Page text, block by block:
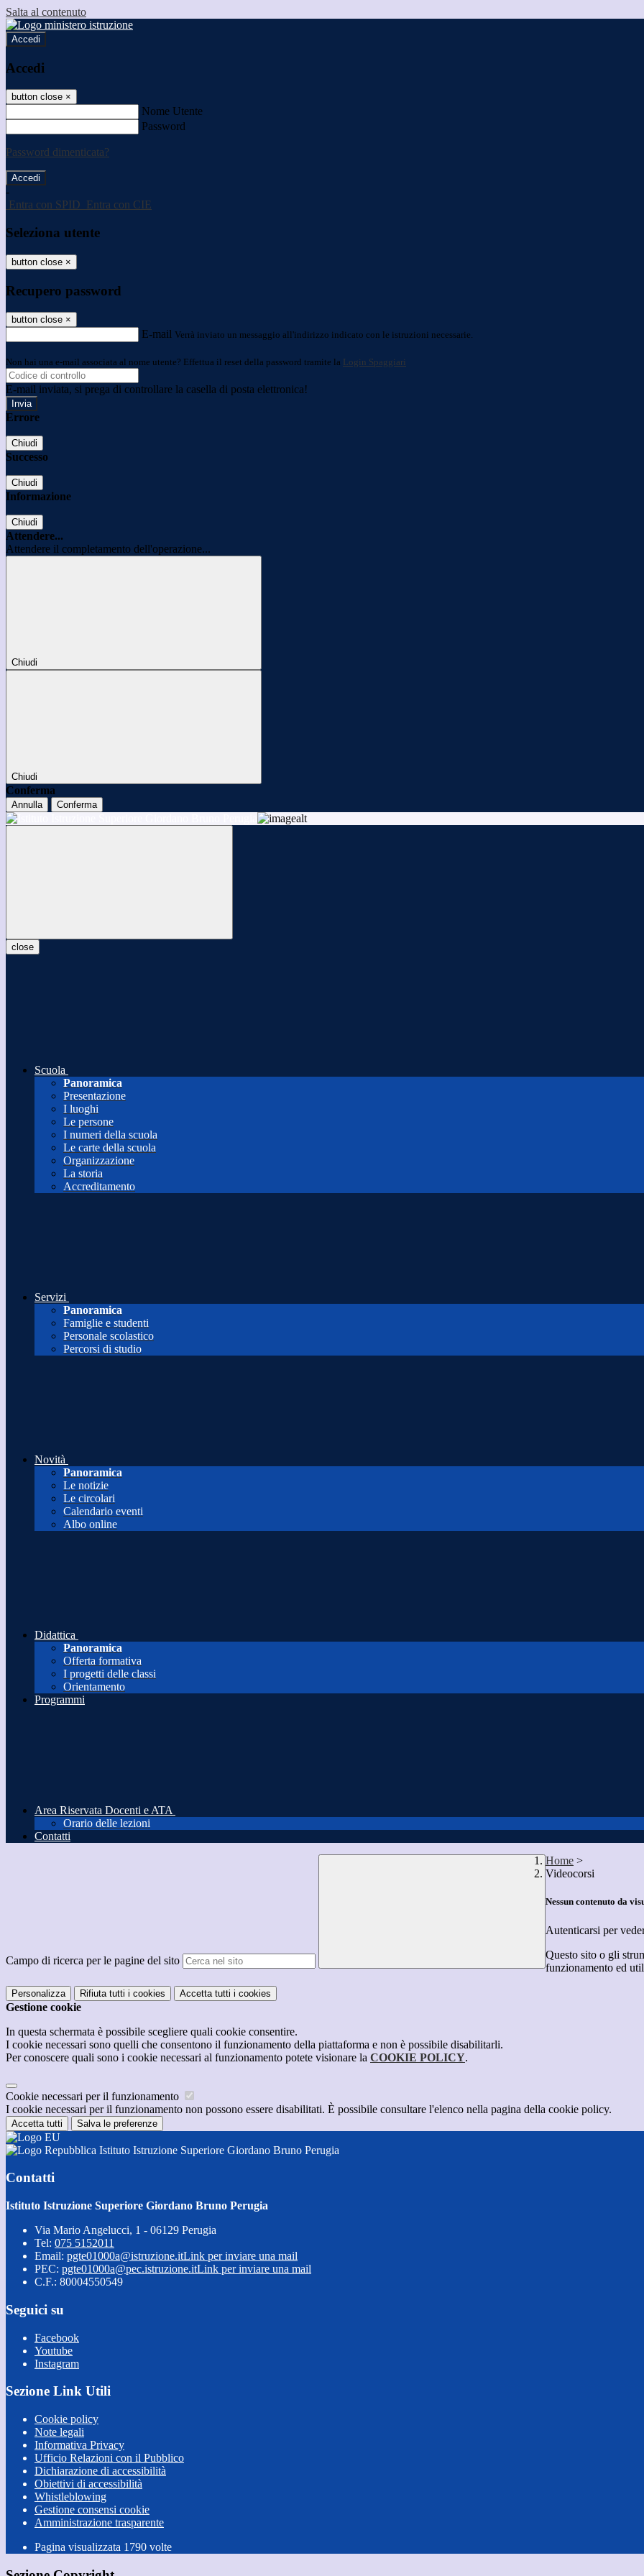
Salta al contenuto
Accedi
Accedi
button close ×
Nome Utente
Password
Password dimenticata?
-
Entra con SPID Entra con CIE
Seleziona utente
button close ×
Recupero password
button close ×
E-mail Verrà inviato un messaggio all'indirizzo indicato con le istruzioni necessarie.
Non hai una e-mail associata al nome utente? Effettua il reset della password tramite la Login Spaggiari
E-mail inviata, si prega di controllare la casella di posta elettronica!
Errore
Chiudi
Successo
Chiudi
Informazione
Chiudi
Attendere...
Attendere il completamento dell'operazione...
Chiudi
Chiudi
Conferma
Annulla Conferma
close
Scuola
Panoramica
Presentazione
I luoghi
Le persone
I numeri della scuola
Le carte della scuola
Organizzazione
La storia
Accreditamento
Servizi
Panoramica
Famiglie e studenti
Personale scolastico
Percorsi di studio
Novità
Panoramica
Le notizie
Le circolari
Calendario eventi
Albo online
Didattica
Panoramica
Offerta formativa
I progetti delle classi
Orientamento
Programmi
Area Riservata Docenti e ATA
Orario delle lezioni
Contatti
Campo di ricerca per le pagine del sito
Home >
Videocorsi
Nessun contenuto da
Autenticarsi per
Questo sito o gli
funzionamento ed
Personalizza Rifiuta tutti i cookies Accetta tutti i cookies
Gestione cookie
In questa schermata è possibile scegliere quali cookie consentire.
I cookie necessari sono quelli che consentono il funzionamento della piattaforma e non è possibile disabilitarli.
Per conoscere quali sono i cookie necessari al funzionamento potete visionare la COOKIE POLICY.
Cookie necessari per il funzionamento
I cookie necessari per il funzionamento non possono essere disabilitati. È possibile consultare l'elenco nella pagina della cookie policy.
Accetta tutti Salva le preferenze
Istituto Istruzione Superiore Giordano Bruno Perugia
Contatti
Istituto Istruzione Superiore Giordano Bruno Perugia
Via Mario Angelucci, 1 - 06129 Perugia
Tel: 075 5152011
Email: pgte01000a@istruzione.itLink per inviare una mail
PEC: pgte01000a@pec.istruzione.itLink per inviare una mail
C.F.: 80004550549
Seguici su
Facebook
Youtube
Instagram
Sezione Link Utili
Cookie policy
Note legali
Informativa Privacy
Ufficio Relazioni con il Pubblico
Dichiarazione di accessibilità
Obiettivi di accessibilità
Whistleblowing
Gestione consensi cookie
Amministrazione trasparente
Pagina visualizzata 1790 volte